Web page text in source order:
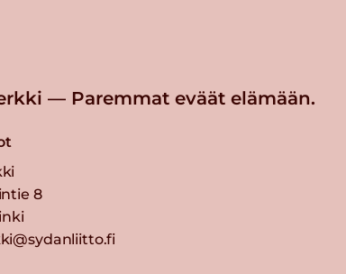
Lue lisää
Lounasmakkarakuutio 3kg/10x10mm
— Paremmat eväät elämään.
8